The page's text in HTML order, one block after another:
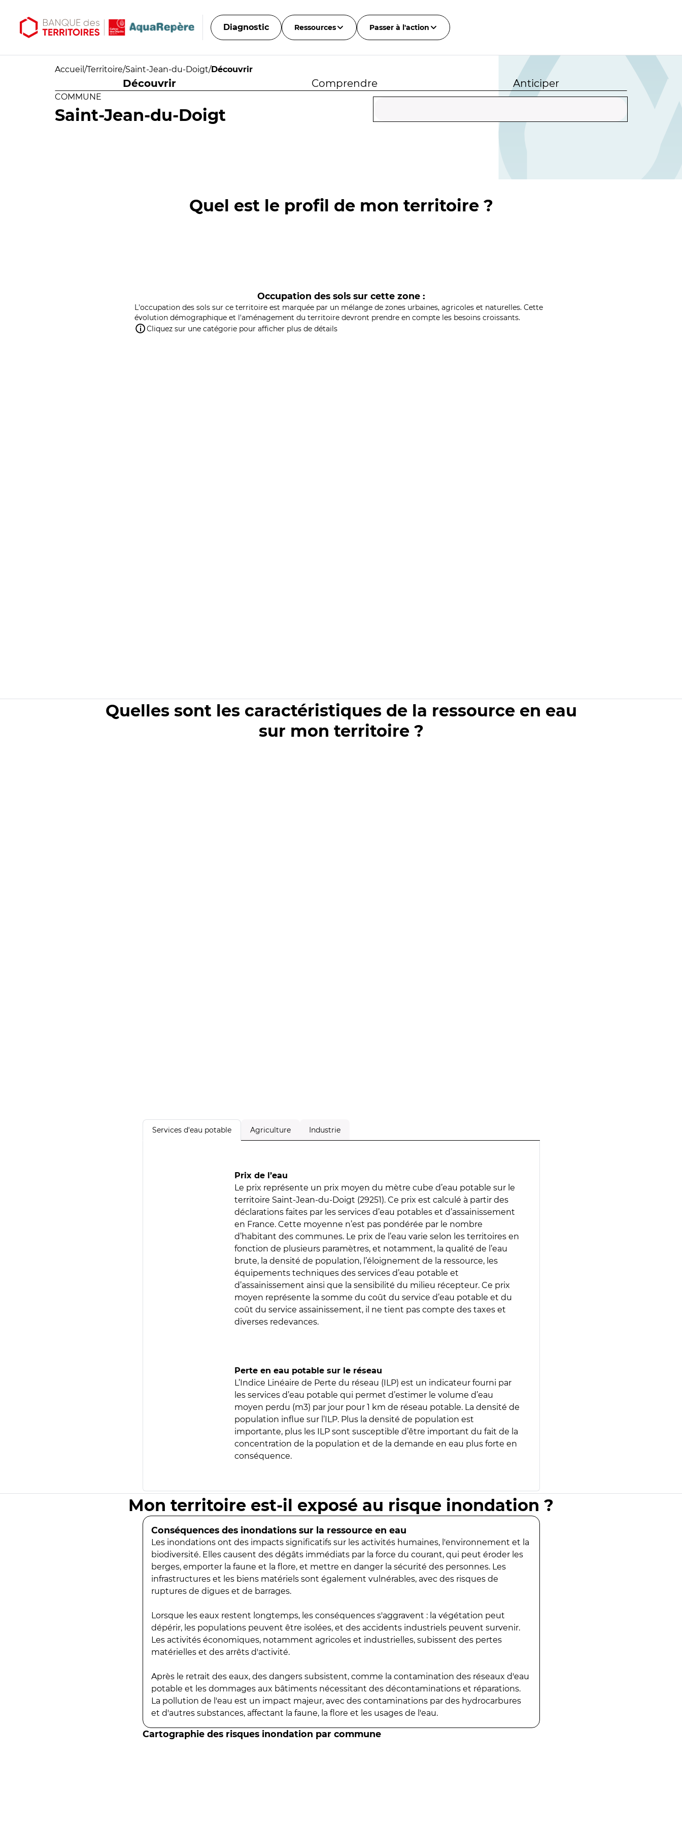
Diagnostic Ressources Passer à l'action
Accueil /Territoire/Saint-Jean-du-Doigt/Découvrir
Découvrir Comprendre Anticiper
COMMUNE
Saint-Jean-du-Doigt
Quel est le profil de mon territoire ?
Occupation des sols sur cette zone :
L'occupation des sols sur ce territoire est marquée par un mélange de zones urbaines, agricoles et naturelles. Cette
évolution démographique et l'aménagement du territoire devront prendre en compte les besoins croissants.
Cliquez sur une catégorie pour afficher plus de détails
Quelles sont les caractéristiques de la ressource en eau
sur mon territoire ?
Services d'eau potable Agriculture Industrie
Prix de l’eau
Le prix représente un prix moyen du mètre cube d’eau potable sur le
territoire Saint-Jean-du-Doigt (29251). Ce prix est calculé à partir des
déclarations faites par les services d’eau potables et d’assainissement
en France. Cette moyenne n’est pas pondérée par le nombre
d’habitant des communes. Le prix de l’eau varie selon les territoires en
fonction de plusieurs paramètres, et notamment, la qualité de l’eau
brute, la densité de population, l’éloignement de la ressource, les
équipements techniques des services d’eau potable et
d’assainissement ainsi que la sensibilité du milieu récepteur. Ce prix
moyen représente la somme du coût du service d’eau potable et du
coût du service assainissement, il ne tient pas compte des taxes et
diverses redevances.
Perte en eau potable sur le réseau
L’Indice Linéaire de Perte du réseau (ILP) est un indicateur fourni par
les services d’eau potable qui permet d’estimer le volume d’eau
moyen perdu (m3) par jour pour 1 km de réseau potable. La densité de
population influe sur l’ILP. Plus la densité de population est
importante, plus les ILP sont susceptible d’être important du fait de la
concentration de la population et de la demande en eau plus forte en
conséquence.
Mon territoire est-il exposé au risque inondation ?
Conséquences des inondations sur la ressource en eau
Les inondations ont des impacts significatifs sur les activités humaines, l'environnement et la
biodiversité. Elles causent des dégâts immédiats par la force du courant, qui peut éroder les
berges, emporter la faune et la flore, et mettre en danger la sécurité des personnes. Les
infrastructures et les biens matériels sont également vulnérables, avec des risques de
ruptures de digues et de barrages.
Lorsque les eaux restent longtemps, les conséquences s'aggravent : la végétation peut
dépérir, les populations peuvent être isolées, et des accidents industriels peuvent survenir.
Les activités économiques, notamment agricoles et industrielles, subissent des pertes
matérielles et des arrêts d'activité.
Après le retrait des eaux, des dangers subsistent, comme la contamination des réseaux d'eau
potable et les dommages aux bâtiments nécessitant des décontaminations et réparations.
La pollution de l'eau est un impact majeur, avec des contaminations par des hydrocarbures
et d'autres substances, affectant la faune, la flore et les usages de l'eau.
Cartographie des risques inondation par commune